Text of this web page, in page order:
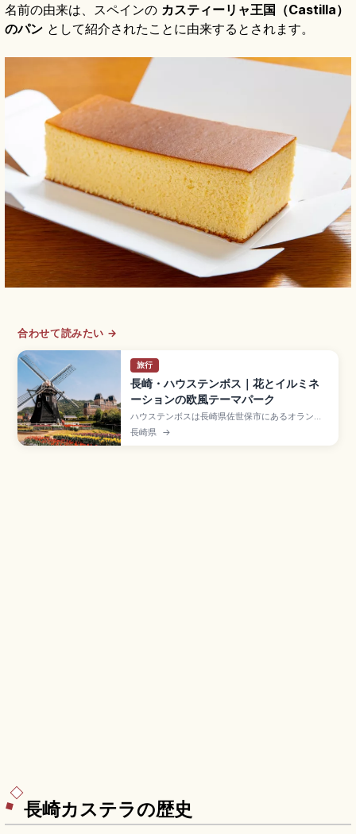
名前の由来は、スペインの カスティーリャ王国（Castilla）
のパン として紹介されたことに由来するとされます。
合わせて読みたい →
旅行
長崎・ハウステンボス｜花とイルミネ
ーションの欧風テーマパーク
ハウステンボスは長崎県佐世保市にあるオランダ
の街並みを再現した日本最大級のテーマパーク
で、東京ドーム約33個分の敷地に約40種類以上の
長崎県 →
長崎カステラの歴史